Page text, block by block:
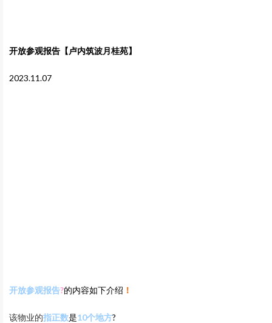
开放参观报告【卢内筑波月桂苑】
2023.11.07
开放参观报告‍?的内容如下介绍 ！
该物业的指正数是10个地方?